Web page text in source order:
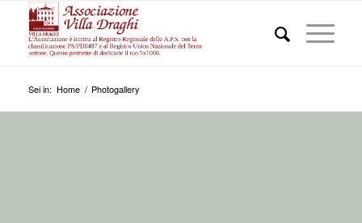
Sei in: Home / Photogallery